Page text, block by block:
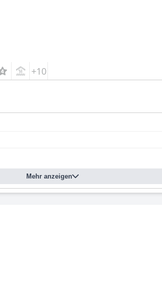
+10
Mehr anzeigen